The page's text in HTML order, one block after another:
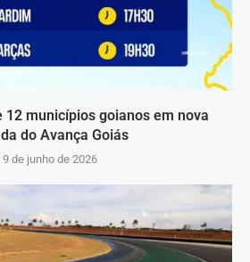
12 municípios goianos em nova
do Avança Goiás
9 de junho de 2026